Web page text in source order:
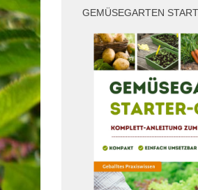
GEMÜSEGARTEN